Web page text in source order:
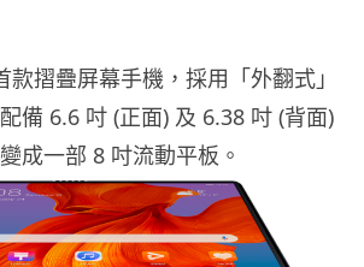
摺疊屏幕手機，採用「外翻式」
備 6.6 吋 (正面) 及 6.38 吋 (背面)
成一部 8 吋流動平板。